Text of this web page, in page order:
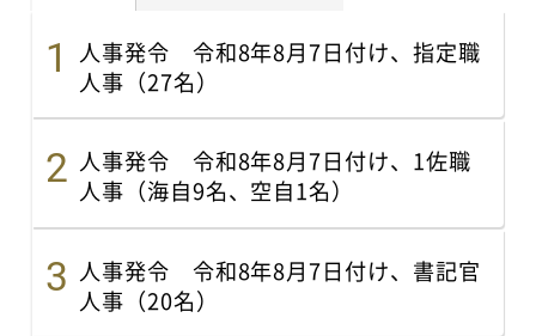
人事発令 令和8年8月7日付け、指定職
人事（27名）
人事発令 令和8年8月7日付け、1佐職
人事（海自9名、空自1名）
人事発令 令和8年8月7日付け、書記官
人事（20名）